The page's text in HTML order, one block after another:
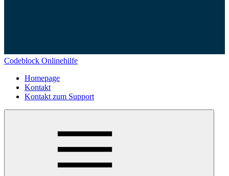
Codeblock Onlinehilfe
Homepage
Kontakt
Kontakt zum Support